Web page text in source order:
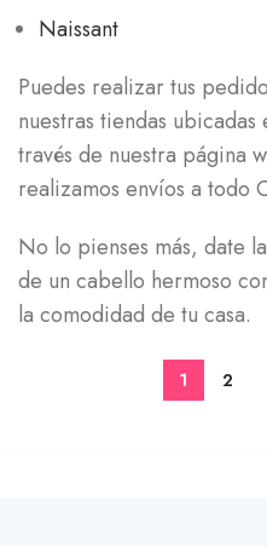
Naissant
Puedes realizar tus
nuestras tiendas
través de nuestra página
realizamos envíos a todo
No lo pienses más, date
de un cabello hermoso
la comodidad de tu casa.
1 2